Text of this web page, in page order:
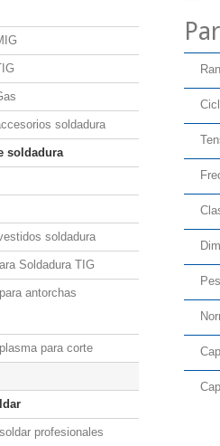
soldadura
soldadura
soldadura
Soldadura TIG
antorchas
para corte
profesionales